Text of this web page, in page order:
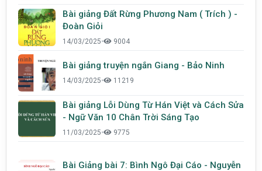
Bài giảng Đất Rừng Phương Nam ( Trích ) -
Đoàn Giỏi
14/03/2025• 9004
Bài giảng truyện ngắn Giang - Bảo Ninh
14/03/2025• 11219
Bài giảng Lỗi Dùng Từ Hán Việt và Cách Sửa
- Ngữ Văn 10 Chân Trời Sáng Tạo
11/03/2025• 9775
Bài Giảng bài 7: Bình Ngô Đại Cáo - Nguyễn